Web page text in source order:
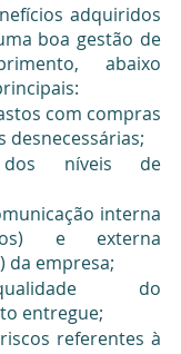
adquiridos
boa gestão de
abaixo
com compras
desnecessárias;
dos níveis de
interna
e externa
da empresa;
do
entregue;
referentes à